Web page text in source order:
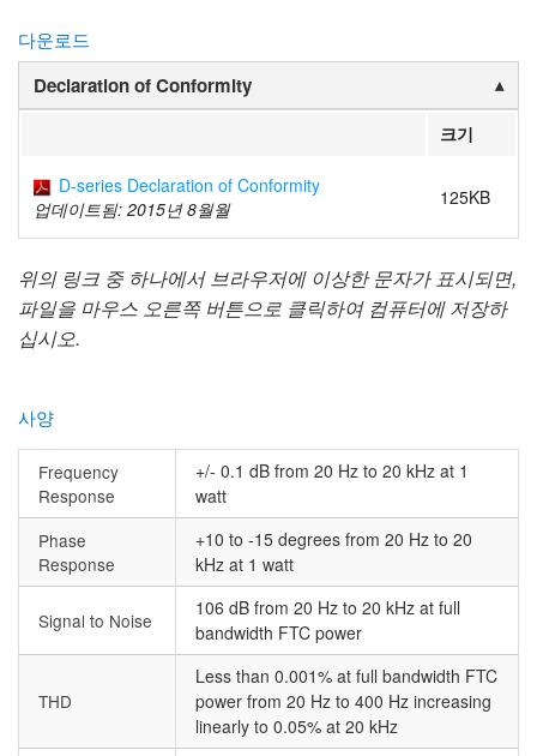
다운로드
Declaration of Conformity
크기
D-series Declaration of Conformity
업데이트됨: 2015년 8월월
125KB
위의 링크 중 하나에서 브라우저에 이상한 문자가 표시되면,
파일을 마우스 오른쪽 버튼으로 클릭하여 컴퓨터에 저장하
십시오.
사양
Frequency
Response
+/- 0.1 dB from 20 Hz to 20 kHz at 1
watt
Phase
Response
+10 to -15 degrees from 20 Hz to 20
kHz at 1 watt
Signal to Noise
106 dB from 20 Hz to 20 kHz at full
bandwidth FTC power
THD
Less than 0.001% at full bandwidth FTC
power from 20 Hz to 400 Hz increasing
linearly to 0.05% at 20 kHz